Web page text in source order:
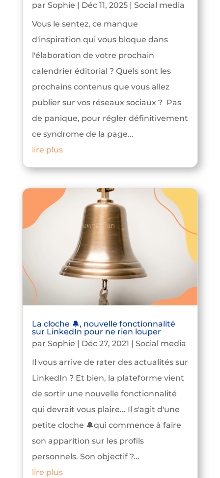
par Sophie | Déc 11, 2025| Social media
Vous le sentez, ce manque
d'inspiration qui vous bloque dans
l'élaboration de votre prochain
calendrier éditorial ? Quels sont les
prochains contenus que vous allez
publier sur vos réseaux sociaux ? Pas
de panique, pour régler définitivement
ce syndrome de la page...
lire plus
La cloche 🔔, nouvelle fonctionnalité
sur LinkedIn pour ne rien louper
par Sophie | Déc 27, 2021 | Social media
Il vous arrive de rater des actualités sur
LinkedIn ? Et bien, la plateforme vient
de sortir une nouvelle fonctionnalité
qui devrait vous plaire... Il s'agit d'une
petite cloche 🔔qui commence à faire
son apparition sur les profils
personnels. Son objectif ?...
lire plus